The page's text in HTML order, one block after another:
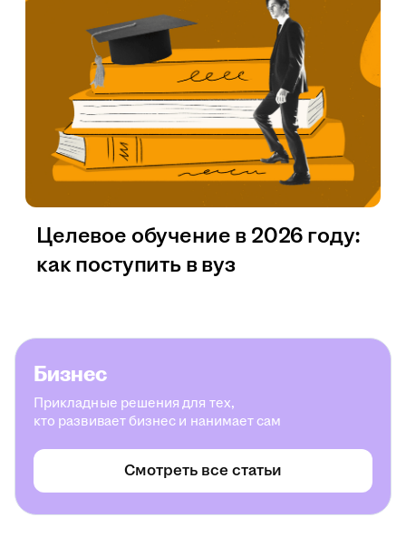
Целевое обучение в 2026 году:
как поступить в вуз
Бизнес
Прикладные решения для тех,
кто развивает бизнес и нанимает сам
Смотреть все статьи